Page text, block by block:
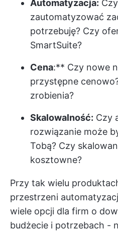
Automatyzacja:
zautomatyzować
potrzebuję? Czy
SmartSuite?
Cena:** Czy nowe
przystępne
zrobienia?
Skalowalność: Czy
rozwiązanie może
Tobą? Czy
kosztowne?
Przy tak wielu
przestrzeni
wiele opcji dla firm o
budżecie i potrzebach -